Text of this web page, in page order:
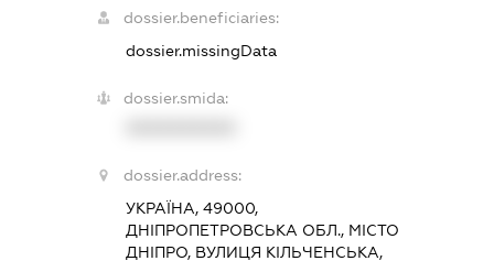
dossier.beneficiaries:
dossier.missingData
dossier.smida:
dossier.address:
УКРАЇНА, 49000,
ДНІПРОПЕТРОВСЬКА ОБЛ., МІСТО
ДНІПРО, ВУЛИЦЯ КІЛЬЧЕНСЬКА,